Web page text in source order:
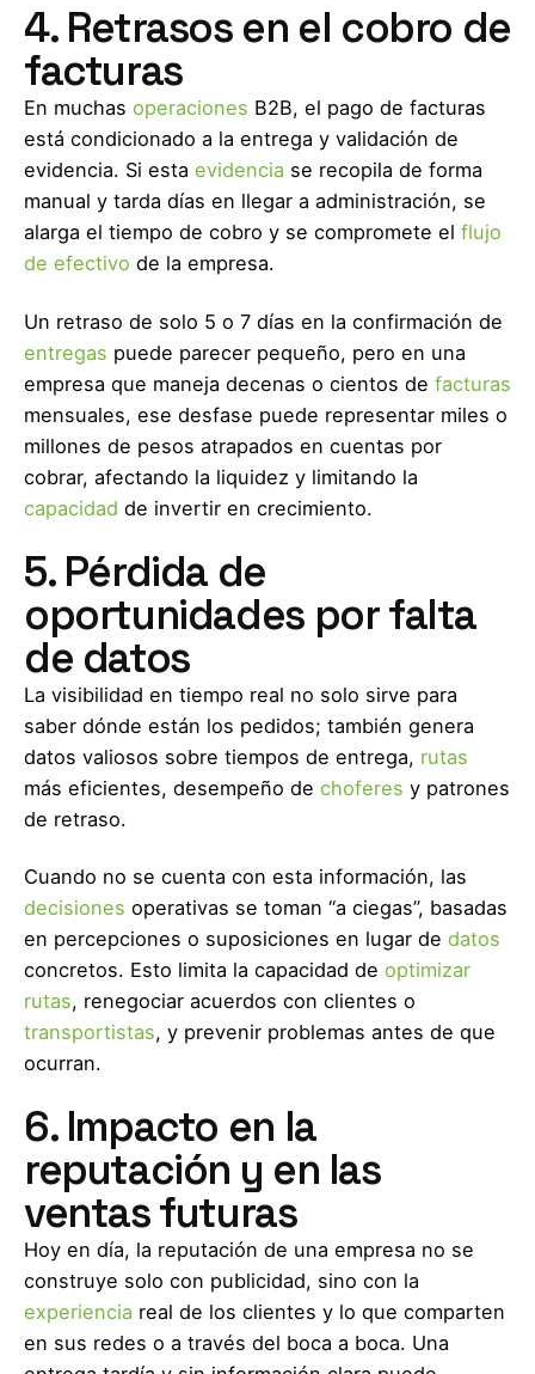
4. Retrasos en el cobro de
facturas
En muchas operaciones B2B, el pago de facturas
está condicionado a la entrega y validación de
evidencia. Si esta evidencia se recopila de forma
manual y tarda días en llegar a administración, se
alarga el tiempo de cobro y se compromete el flujo
de efectivo de la empresa.
Un retraso de solo 5 o 7 días en la confirmación de
entregas puede parecer pequeño, pero en una
empresa que maneja decenas o cientos de facturas
mensuales, ese desfase puede representar miles o
millones de pesos atrapados en cuentas por
cobrar, afectando la liquidez y limitando la
capacidad de invertir en crecimiento.
5. Pérdida de
oportunidades por falta
de datos
La visibilidad en tiempo real no solo sirve para
saber dónde están los pedidos; también genera
datos valiosos sobre tiempos de entrega, rutas
más eficientes, desempeño de choferes y patrones
de retraso.
Cuando no se cuenta con esta información, las
decisiones operativas se toman “a ciegas”, basadas
en percepciones o suposiciones en lugar de datos
concretos. Esto limita la capacidad de optimizar
rutas, renegociar acuerdos con clientes o
transportistas, y prevenir problemas antes de que
ocurran.
6. Impacto en la
reputación y en las
ventas futuras
Hoy en día, la reputación de una empresa no se
construye solo con publicidad, sino con la
experiencia real de los clientes y lo que comparten
en sus redes o a través del boca a boca. Una